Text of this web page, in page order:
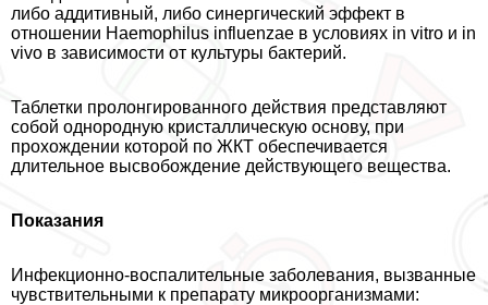
либо аддитивный, либо синергический эффект в
отношении Нaemophilus influenzae в условиях in vitro и in
vivo в зависимости от культуры бактерий.
Таблетки пролонгированного действия представляют
собой однородную кристаллическую основу, при
прохождении которой по ЖКТ обеспечивается
длительное высвобождение действующего вещества.
Показания
Инфекционно-воспалительные заболевания, вызванные
чувствительными к препарату микроорганизмами: